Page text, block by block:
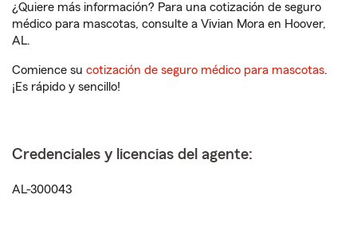
¿Quiere más información? Para una cotización de seguro
médico para mascotas, consulte a Vivian Mora en Hoover,
AL.
Comience su cotización de seguro médico para mascotas.
¡Es rápido y sencillo!
Credenciales y licencias del agente:
AL-300043